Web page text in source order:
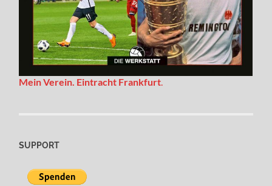
Mein Verein. Eintracht Frankfurt.
SUPPORT